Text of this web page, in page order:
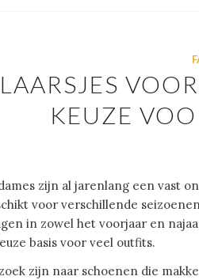
KEUZE
zijn al jarenlang een vast
voor verschillende
in zowel het voorjaar en
basis voor veel outfits.
zijn naar schoenen die